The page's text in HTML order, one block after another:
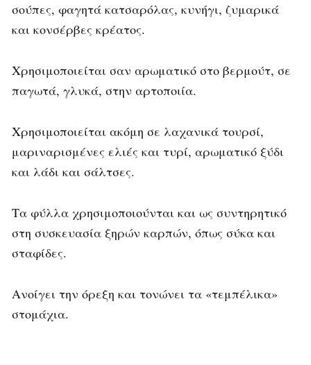
σούπες, φαγητά κατσαρόλας, κυνήγι, ζυμαρικά
και κονσέρβες κρέατος.
Χρησιμοποιείται σαν αρωματικό στο βερμούτ, σε
παγωτά, γλυκά, στην αρτοποιία.
Χρησιμοποιείται ακόμη σε λαχανικά τουρσί,
μαριναρισμένες ελιές και τυρί, αρωματικό ξύδι
και λάδι και σάλτσες.
Τα φύλλα χρησιμοποιούνται και ως συντηρητικό
στη συσκευασία ξηρών καρπών, όπως σύκα και
σταφίδες.
Ανοίγει την όρεξη και τονώνει τα «τεμπέλικα»
στομάχια.